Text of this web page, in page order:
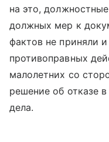
на это,
должных мер к
фактов не приняли
противоправных
малолетних со
решение об отказе
дела.